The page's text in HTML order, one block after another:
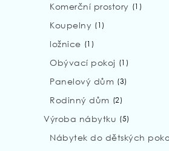
Komerční prostory (1 )
Koupelny (1 )
ložnice (1 )
Obývací pokoj (1 )
Panelový dům (3)
Rodinný dům (2)
Výroba nábytku (5)
Nábytek do dětských